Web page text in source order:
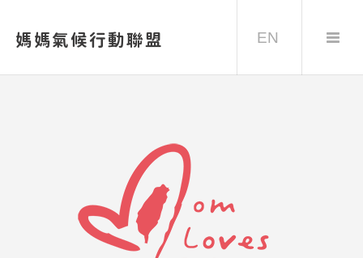
媽媽氣候行動聯盟 EN